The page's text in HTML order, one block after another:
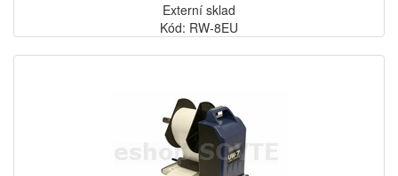
Externí sklad
Kód: RW-8EU